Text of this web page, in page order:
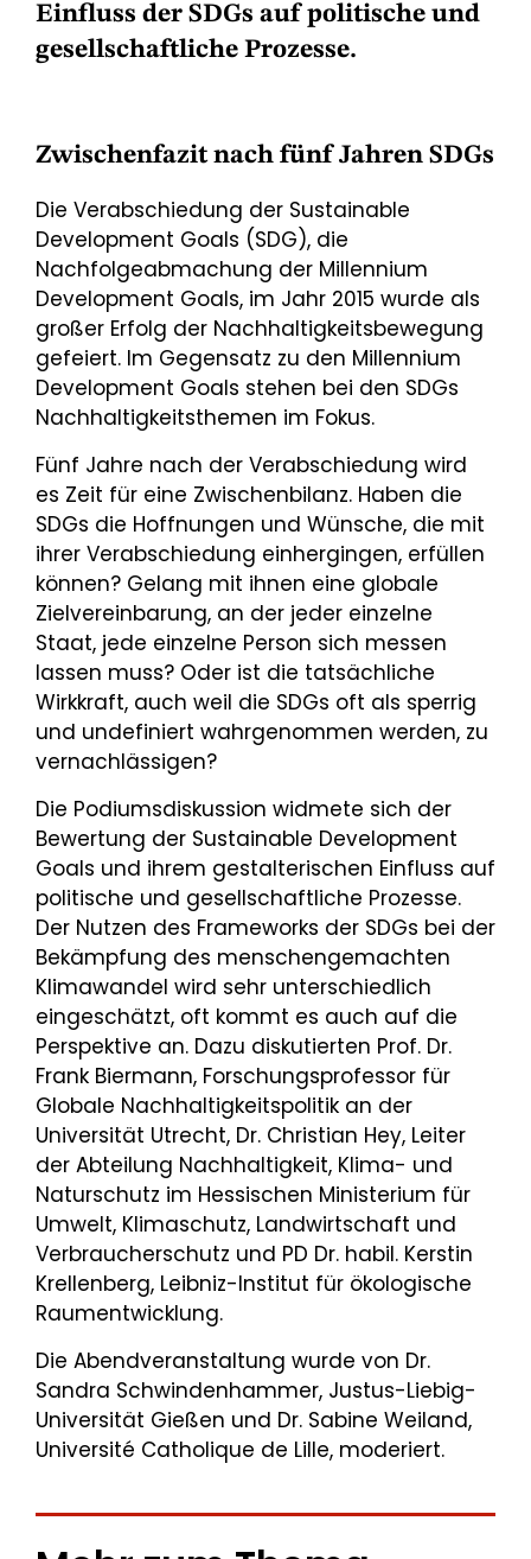
Einfluss der SDGs auf politische und
gesellschaftliche Prozesse.
Zwischenfazit nach fünf Jahren SDGs
Die Verabschiedung der Sustainable
Development Goals (SDG), die
Nachfolgeabmachung der Millennium
Development Goals, im Jahr 2015 wurde als
großer Erfolg der Nachhaltigkeitsbewegung
gefeiert. Im Gegensatz zu den Millennium
Development Goals stehen bei den SDGs
Nachhaltigkeitsthemen im Fokus.
Fünf Jahre nach der Verabschiedung wird
es Zeit für eine Zwischenbilanz. Haben die
SDGs die Hoffnungen und Wünsche, die mit
ihrer Verabschiedung einhergingen, erfüllen
können? Gelang mit ihnen eine globale
Zielvereinbarung, an der jeder einzelne
Staat, jede einzelne Person sich messen
lassen muss? Oder ist die tatsächliche
Wirkkraft, auch weil die SDGs oft als sperrig
und undefiniert wahrgenommen werden, zu
vernachlässigen?
Die Podiumsdiskussion widmete sich der
Bewertung der Sustainable Development
Goals und ihrem gestalterischen Einfluss auf
politische und gesellschaftliche Prozesse.
Der Nutzen des Frameworks der SDGs bei der
Bekämpfung des menschengemachten
Klimawandel wird sehr unterschiedlich
eingeschätzt, oft kommt es auch auf die
Perspektive an. Dazu diskutierten Prof. Dr.
Frank Biermann, Forschungsprofessor für
Globale Nachhaltigkeitspolitik an der
Universität Utrecht, Dr. Christian Hey, Leiter
der Abteilung Nachhaltigkeit, Klima- und
Naturschutz im Hessischen Ministerium für
Umwelt, Klimaschutz, Landwirtschaft und
Verbraucherschutz und PD Dr. habil. Kerstin
Krellenberg, Leibniz-Institut für ökologische
Raumentwicklung.
Die Abendveranstaltung wurde von Dr.
Sandra Schwindenhammer, Justus-Liebig-
Universität Gießen und Dr. Sabine Weiland,
Université Catholique de Lille, moderiert.